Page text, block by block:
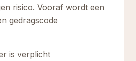
risico. Vooraf wordt een
gedragscode
is verplicht